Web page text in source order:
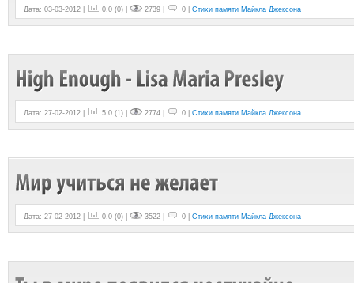
Дата: 03-03-2012 | 0.0 (0) | 2739 | 0 | Стихи памяти Майкла Джексона
Дата: 27-02-2012 | 5.0 (1) | 2774 | 0 | Стихи памяти Майкла Джексона
Дата: 27-02-2012 | 0.0 (0) | 3522 | 0 | Стихи памяти Майкла Джексона